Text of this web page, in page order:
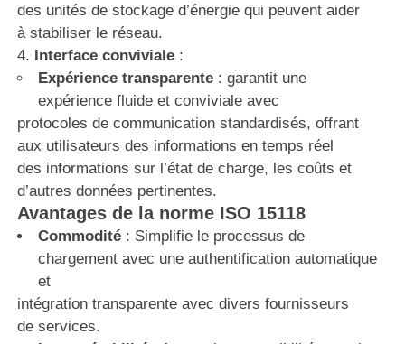
des unités de stockage d’énergie qui peuvent aider
à stabiliser le réseau.
Interface conviviale:
Expérience transparente: garantit une
expérience fluide et conviviale avec
protocoles de communication standardisés, offrant
aux utilisateurs des informations en temps réel
des informations sur l’état de charge, les coûts et
d’autres données pertinentes.
Avantages de la norme ISO 15118
Commodité: Simplifie le processus de
chargement avec une authentification automatique
et
intégration transparente avec divers fournisseurs
de services.